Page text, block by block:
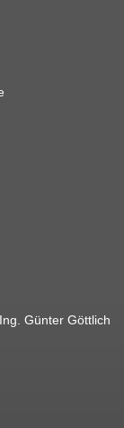
Günter Göttlich